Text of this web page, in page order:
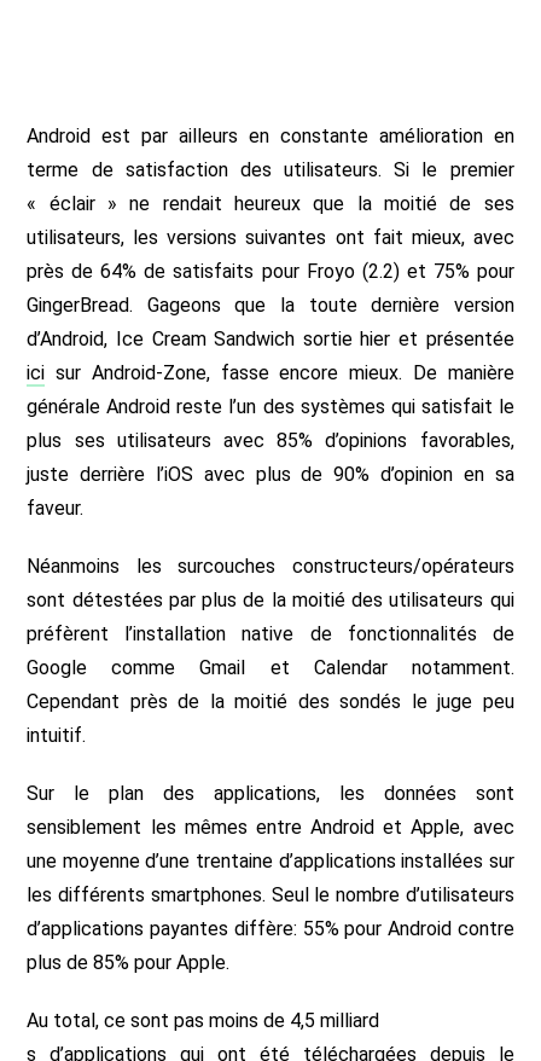
Android est par ailleurs en constante amélioration en
terme de satisfaction des utilisateurs. Si le premier
« éclair » ne rendait heureux que la moitié de ses
utilisateurs, les versions suivantes ont fait mieux, avec
près de 64% de satisfaits pour Froyo (2.2) et 75% pour
GingerBread. Gageons que la toute dernière version
d’Android, Ice Cream Sandwich sortie hier et présentée
ici sur Android-Zone, fasse encore mieux. De manière
générale Android reste l’un des systèmes qui satisfait le
plus ses utilisateurs avec 85% d’opinions favorables,
juste derrière l’iOS avec plus de 90% d’opinion en sa
faveur.
Néanmoins les surcouches constructeurs/opérateurs
sont détestées par plus de la moitié des utilisateurs qui
préfèrent l’installation native de fonctionnalités de
Google comme Gmail et Calendar notamment.
Cependant près de la moitié des sondés le juge peu
intuitif.
Sur le plan des applications, les données sont
sensiblement les mêmes entre Android et Apple, avec
une moyenne d’une trentaine d’applications installées sur
les différents smartphones. Seul le nombre d’utilisateurs
d’applications payantes diffère: 55% pour Android contre
plus de 85% pour Apple.
Au total, ce sont pas moins de 4,5 milliard
s d’applications qui ont été téléchargées depuis le